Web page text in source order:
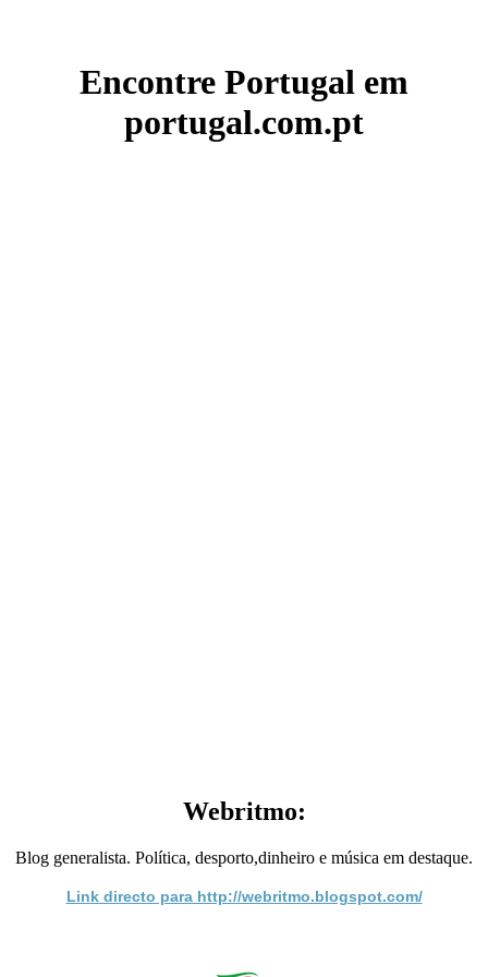
Encontre Portugal em
portugal.com.pt
Webritmo:
Blog generalista. Política, desporto,dinheiro e música em destaque.
Link directo para http://webritmo.blogspot.com/